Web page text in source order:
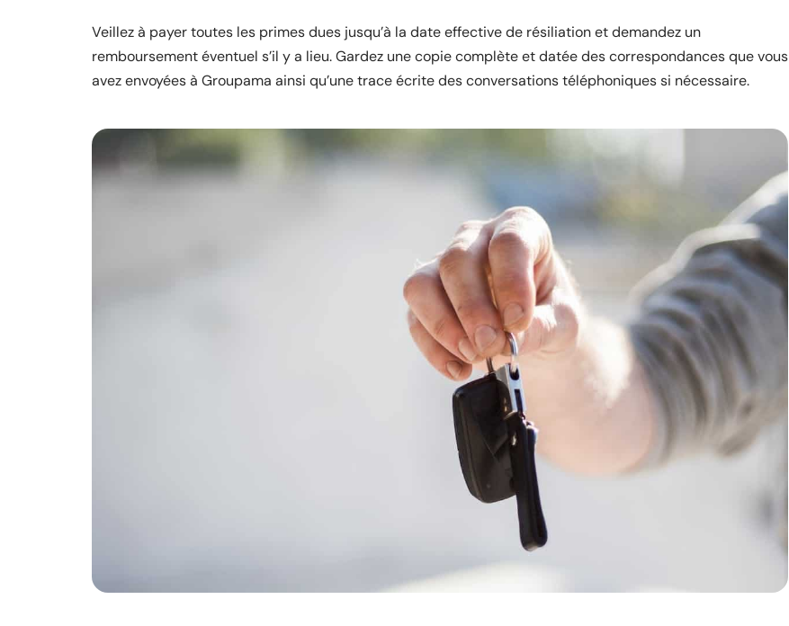
Veillez à payer toutes les primes dues jusqu’à la date effective de résiliation et demandez un
remboursement éventuel s’il y a lieu. Gardez une copie complète et datée des correspondances que vous
avez envoyées à Groupama ainsi qu’une trace écrite des conversations téléphoniques si nécessaire.